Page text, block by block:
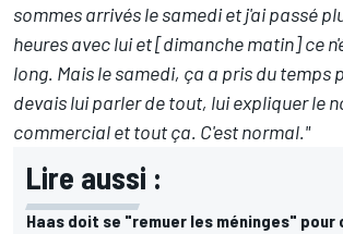
sommes arrivés le samedi et j'ai passé
heures avec lui et [dimanche matin] ce
long. Mais le samedi, ça a pris du temps
devais lui parler de tout, lui expliquer le
commercial et tout ça. C'est normal."
Lire aussi :
Haas doit se "remuer les méninges" pour